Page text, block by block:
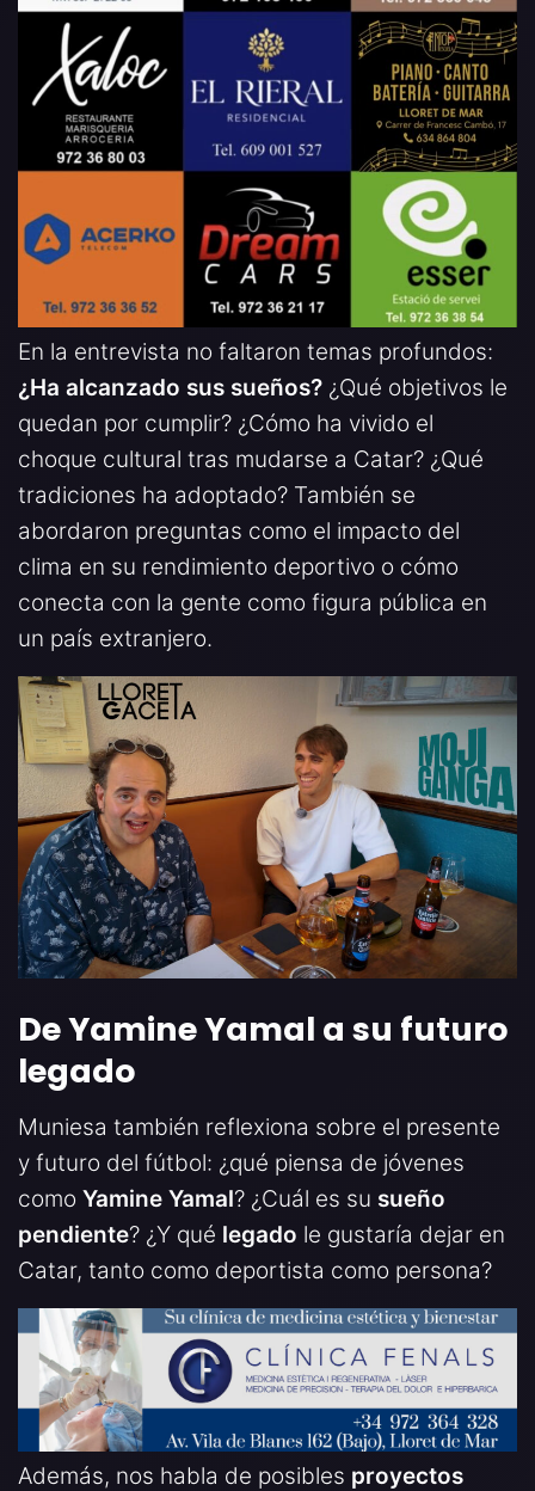
En la entrevista no faltaron temas profundos:
¿Ha alcanzado sus sueños? ¿Qué objetivos le
quedan por cumplir? ¿Cómo ha vivido el
choque cultural tras mudarse a Catar? ¿Qué
tradiciones ha adoptado? También se
abordaron preguntas como el impacto del
clima en su rendimiento deportivo o cómo
conecta con la gente como figura pública en
un país extranjero.
De Yamine Yamal a su futuro
legado
Muniesa también reflexiona sobre el presente
y futuro del fútbol: ¿qué piensa de jóvenes
como Yamine Yamal? ¿Cuál es su sueño
pendiente? ¿Y qué legado le gustaría dejar en
Catar, tanto como deportista como persona?
Además, nos habla de posibles proyectos